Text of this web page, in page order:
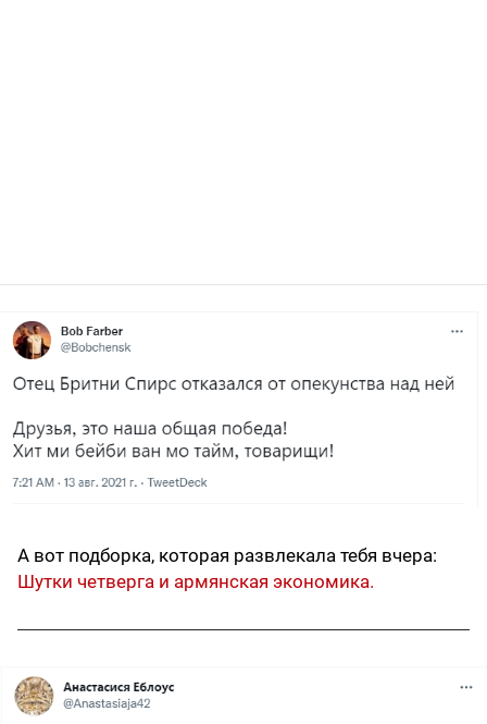
А вот подборка, которая развлекала тебя вчера:
Шутки четверга и армянская экономика.